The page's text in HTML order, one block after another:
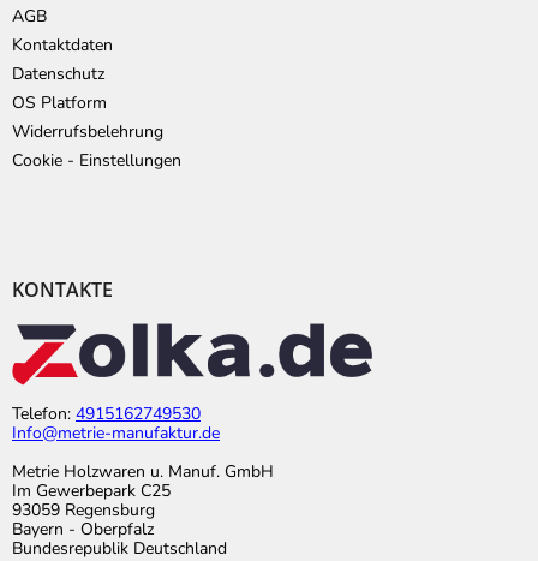
AGB
Kontaktdaten
Datenschutz
OS Platform
Widerrufsbelehrung
Cookie - Einstellungen
KONTAKTE
Telefon: 4915162749530
Info@metrie-manufaktur.de
Metrie Holzwaren u. Manuf. GmbH
Im Gewerbepark C25
93059 Regensburg
Bayern - Oberpfalz
Bundesrepublik Deutschland